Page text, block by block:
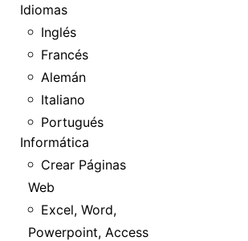
Idiomas
Inglés
Francés
Alemán
Italiano
Portugués
Informática
Crear Páginas
Web
Excel, Word,
Powerpoint, Access